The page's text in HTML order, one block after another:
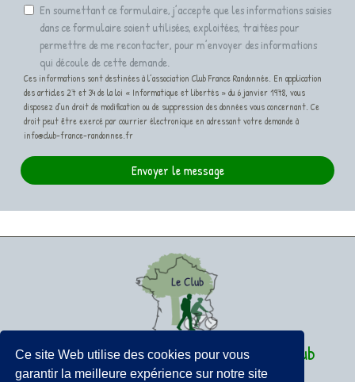
Ce site Web utilise des cookies pour vous
garantir la meilleure expérience sur notre site
En soumettant ce formulaire, j’accepte que les informations saisies
dans ce formulaire soient utilisées, exploitées, traitées pour
permettre de me recontacter, pour m’envoyer des informations
qui découle de cette demande.
Ces informations sont destinées à l’association Club France Randonnée. En application
des articles 27 et 34 de la loi « Informatique et libertés » du 6 janvier 1978, vous
disposez d’un droit de modification ou de suppression des données vous concernant. Ce
droit peut être exercé par courrier électronique en adressant votre demande à
info@club-france-randonnee.fr
Envoyer le message
France Terroirs et Randonnées Le Club